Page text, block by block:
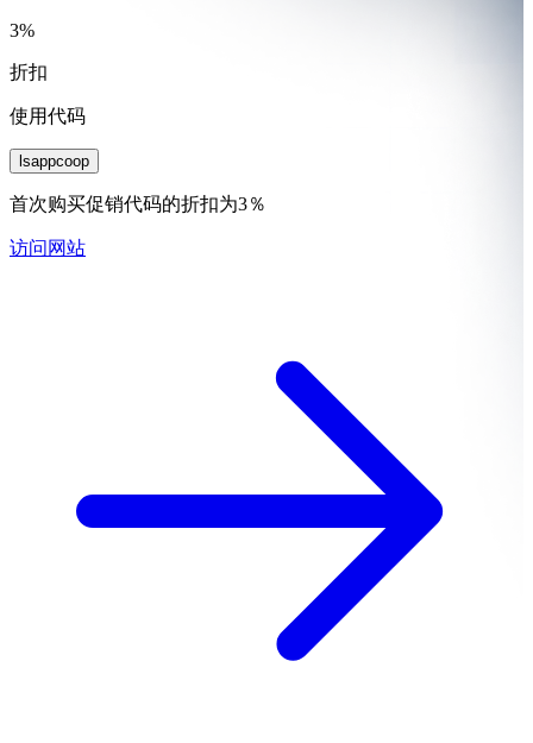
3%
折扣
使用代码
lsappcoop
首次购买促销代码的折扣为3％
访问网站